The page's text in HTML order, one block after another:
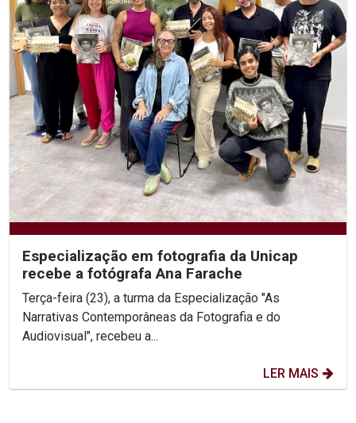
Especialização em fotografia da Unicap
recebe a fotógrafa Ana Farache
Terça-feira (23), a turma da Especialização "As
Narrativas Contemporâneas da Fotografia e do
Audiovisual", recebeu a...
LER MAIS